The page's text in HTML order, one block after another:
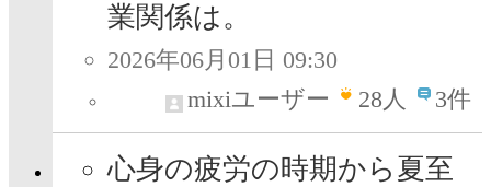
業関係は。
2026年06月01日 09:30
mixiユーザー
28人 3件
心身の疲労の時期から夏至